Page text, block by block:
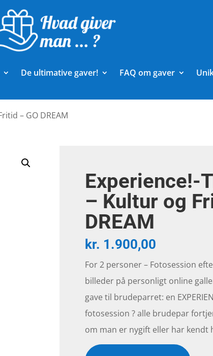
De ultimative gaver! FAQ om gaver
– GO DREAM
Experience!-
– Kultur og
DREAM
kr. 1.900,00
For 2 personer – Fotosession
billeder på personligt online
gave til brudeparret: en
fotosession ? alle brudepar
om man er nygift eller har kendt